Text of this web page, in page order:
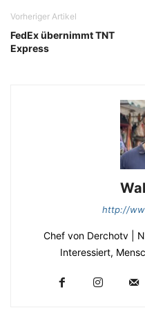
Vorheriger Artikel
FedEx übernimmt TNT
Express
http://
Chef von Derchotv |
Interessiert,